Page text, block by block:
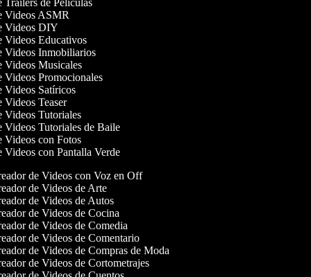
Tráilers de Películas
Videos ASMR
Videos DIY
Videos Educativos
Videos Inmobiliarios
Videos Musicales
Videos Promocionales
Videos Satíricos
Videos Teaser
Videos Tutoriales
Videos Tutoriales de Baile
Videos con Fotos
Videos con Pantalla Verde
de Videos con Voz en Off
de Videos de Arte
de Videos de Autos
de Videos de Cocina
de Videos de Comedia
de Videos de Comentario
de Videos de Compras de Moda
de Videos de Cortometrajes